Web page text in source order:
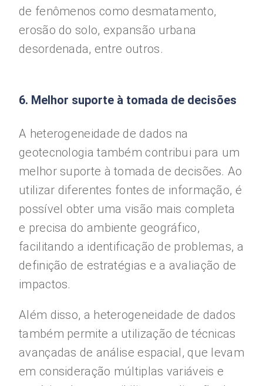
de fenômenos como desmatamento,
erosão do solo, expansão urbana
desordenada, entre outros.
6. Melhor suporte à tomada de decisões
A heterogeneidade de dados na
geotecnologia também contribui para um
melhor suporte à tomada de decisões. Ao
utilizar diferentes fontes de informação, é
possível obter uma visão mais completa
e precisa do ambiente geográfico,
facilitando a identificação de problemas, a
definição de estratégias e a avaliação de
impactos.
Além disso, a heterogeneidade de dados
também permite a utilização de técnicas
avançadas de análise espacial, que levam
em consideração múltiplas variáveis e